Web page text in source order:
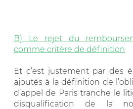
B) Le rejet du
comme critère de définition
Et c’est justement par des
ajoutés à la définition de
d’appel de Paris tranche le
disqualification de la